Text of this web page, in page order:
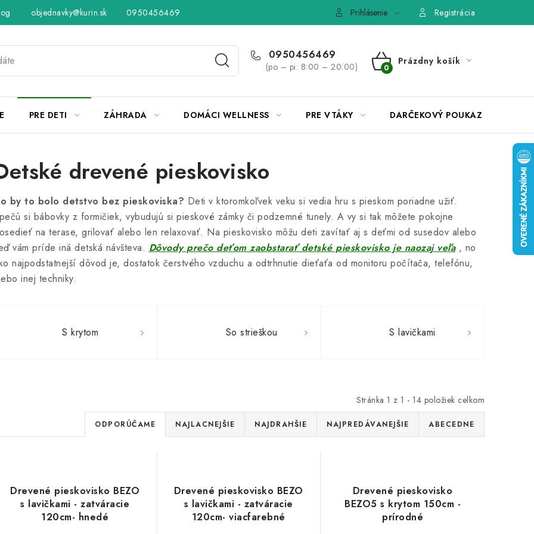
Hodnotenie obchodu Obchodné podmienky Pravidlá súťaží na Facebooku
objednavky@kurin.sk 0950456469 Prihlásenie Registrácia
0950456469
(po – pi: 8:00 – 20:00)
NÁKUPNÝ
Prázdny košík
PRE DETI ZÁHRADA DOMÁCI WELLNESS PRE VTÁKY DARČEKOVÝ POUKAZ
drevené pieskovisko
by to bolo detstvo bez pieskoviska? Deti v ktoromkoľvek veku si vedia hru s pieskom poriadne užiť.
si bábovky z formičiek, vybudujú si pieskové zámky či podzemné tunely. A vy si tak môžete pokojne
na terase, grilovať alebo len relaxovať. Na pieskovisko môžu deti zavítať aj s deťmi od susedov alebo
vám príde iná detská návšteva. Dôvody prečo deťom zaobstarať detské pieskovisko je naozaj veľa, no
najpodstatnejší dôvod je, dostatok čerstvého vzduchu a odtrhnutie dieťaťa od monitoru počítača, telefónu,
inej techniky.
S krytom So strieškou S lavičkami
Stránka 1 z 1 - 14 položiek celkom
R
a
e
n
ODPORÚČAME NAJLACNEJŠIE NAJDRAHŠIE NAJPREDÁVANEJŠIE ABECEDNE
Drevené pieskovisko BEZO
s lavičkami - zatváracie
120cm- hnedé
Drevené pieskovisko BEZO
s lavičkami - zatváracie
120cm- viacfarebné
Drevené pieskovisko
BEZO5 s krytom 150cm -
prírodné